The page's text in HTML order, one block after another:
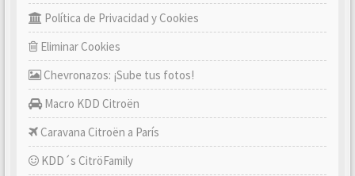
Política de Privacidad y Cookies
Eliminar Cookies
Chevronazos: ¡Sube tus fotos!
Macro KDD Citroën
Caravana Citroën a París
KDD´s CitröFamily